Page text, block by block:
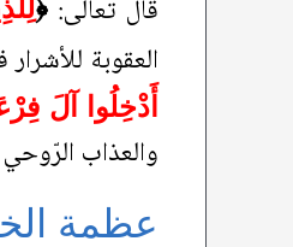
قال تعالى: ﴿
العقوبة
أَدْخِلُوا آلَ
والعذاب الرّوحي
عظمة